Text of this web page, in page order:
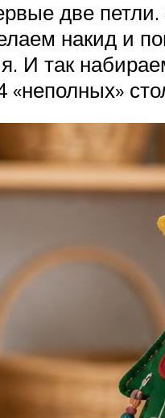
две
накид и
И так
«неполных»